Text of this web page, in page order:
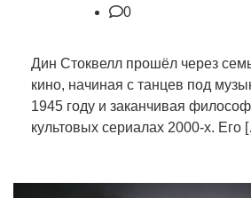
0
Дин Стоквелл прошёл через
кино, начиная с танцев под
1945 году и заканчивая
культовых сериалах 2000-х. Его